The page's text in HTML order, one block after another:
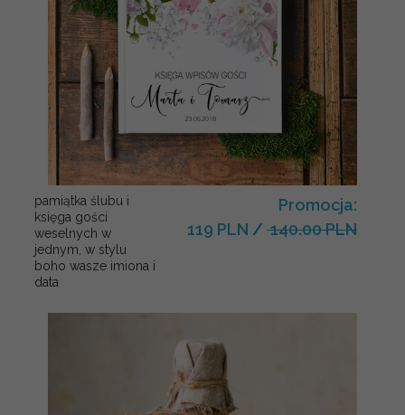
pamiątka ślubu i
księga gości
weselnych w
jednym, w stylu
boho wasze imiona i
data
Promocja:
119 PLN / 140.00 PLN